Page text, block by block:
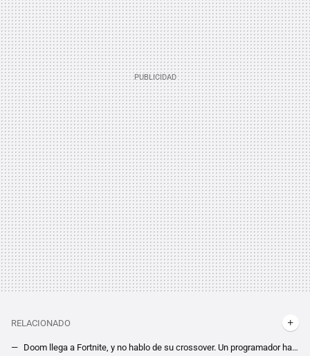
RELACIONADO
Doom llega a Fortnite, y no hablo de su crossover. Un programador ha conseguir recrear el legendario FPS dentro del juego